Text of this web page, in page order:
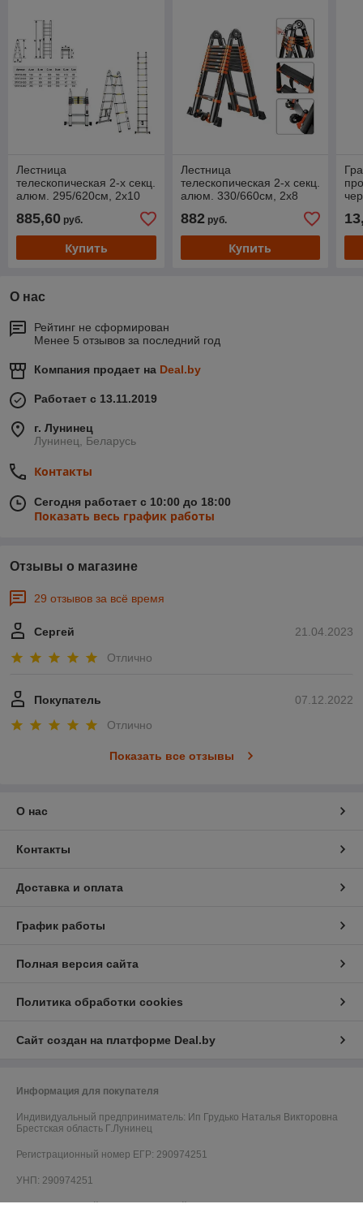
Лестница
телескопическая 2-х секц.
алюм. 295/620см, 2х10
(ST9733-062)
885,60 руб.
Купить
Лестница
телескопическая 2-х секц.
алюм. 330/660см, 2х8
ступ. 22,8кг BLACK LINE
STARTUL (ST9932-066)
882руб.
Купить
О нас
Рейтинг не сформирован
Менее 5 отзывов за последний год
Компания продает на Deal.by
Работает с 13.11.2019
г. Лунинец
Лунинец, Беларусь
Контакты
Сегодня работает с 10:00 до 18:00
Показать весь график работы
Отзывы о магазине
29 отзывов за всё время
21.04.2023
Сергей
Отлично
07.12.2022
Покупатель
Отлично
Показать все отзывы
О нас
Контакты
Доставка и оплата
График работы
Полная версия сайта
Политика обработки cookies
Сайт создан на платформе Deal.by
Информация для покупателя
Индивидуальный предприниматель: Ип Грудько Наталья Викторовна
Брестская область Г.Лунинец
Регистрационный номер ЕГР: 290974251
УНП: 290974251